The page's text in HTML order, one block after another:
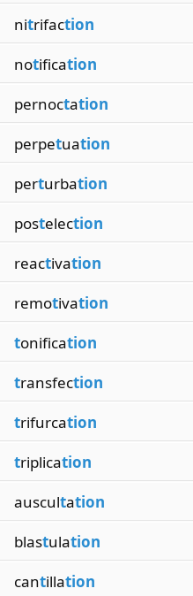
nitrifaction
notification
pernoctation
perpetuation
perturbation
postelection
reactivation
remotivation
tonification
transfection
trifurcation
triplication
auscultation
blastulation
cantillation